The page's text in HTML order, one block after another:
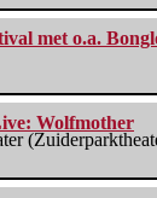
met o.a.
Wolfmother